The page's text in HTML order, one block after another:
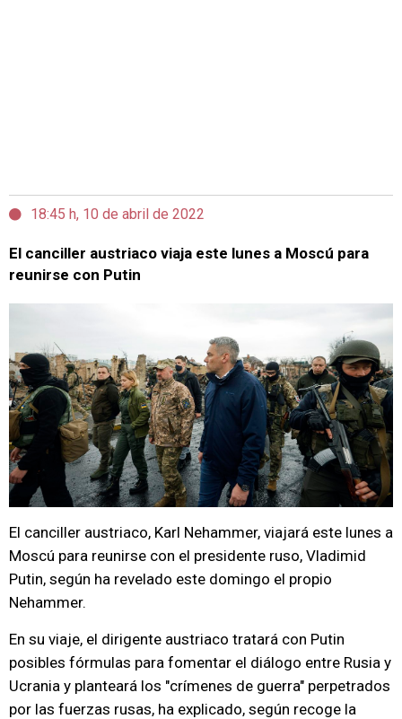
18:45 h, 10 de abril de 2022
El canciller austriaco viaja este lunes a Moscú para
reunirse con Putin
El canciller austriaco, Karl Nehammer, viajará este lunes a
Moscú para reunirse con el presidente ruso, Vladimid
Putin, según ha revelado este domingo el propio
Nehammer.
En su viaje, el dirigente austriaco tratará con Putin
posibles fórmulas para fomentar el diálogo entre Rusia y
Ucrania y planteará los "crímenes de guerra" perpetrados
por las fuerzas rusas, ha explicado, según recoge la